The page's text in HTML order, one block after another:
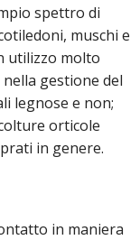
spettro di
muschi e
utilizzo molto
gestione del
legnose e non;
orticole
in genere.
in maniera